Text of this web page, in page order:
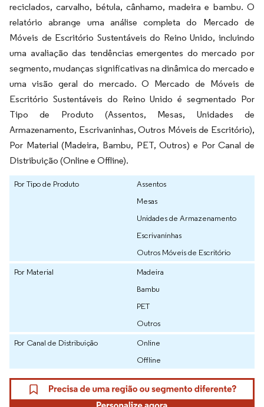
reciclados, carvalho, bétula, cânhamo, madeira e bambu. O
relatório abrange uma análise completa do Mercado de
Móveis de Escritório Sustentáveis do Reino Unido, incluindo
uma avaliação das tendências emergentes do mercado por
segmento, mudanças significativas na dinâmica do mercado e
uma visão geral do mercado. O Mercado de Móveis de
Escritório Sustentáveis do Reino Unido é segmentado Por
Tipo de Produto (Assentos, Mesas, Unidades de
Armazenamento, Escrivaninhas, Outros Móveis de Escritório),
Por Material (Madeira, Bambu, PET, Outros) e Por Canal de
Distribuição (Online e Offline).
Por Tipo de Produto
Assentos
Mesas
Unidades de Armazenamento
Escrivaninhas
Outros Móveis de Escritório
Por Material
Madeira
Bambu
PET
Outros
Por Canal de Distribuição
Online
Offline